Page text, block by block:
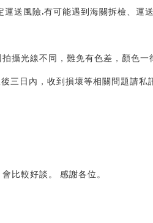
送風險.有可能遇到海關拆檢、運
攝光線不同，難免有色差，顏色
三日內，收到損壞等相關問題請私
比較好談。 感謝各位。